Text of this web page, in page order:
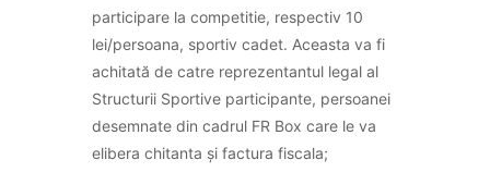
participare la competitie, respectiv 10
lei/persoana, sportiv cadet. Aceasta va fi
achitată de catre reprezentantul legal al
Structurii Sportive participante, persoanei
desemnate din cadrul FR Box care le va
elibera chitanta și factura fiscala;